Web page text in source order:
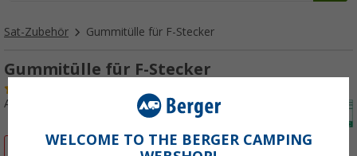
Sat-Zubehör Gummitülle für F-Stecker
Gummitülle für F-Stecker
Art.-Nr.: 180850
WELCOME TO THE BERGER CAMPING